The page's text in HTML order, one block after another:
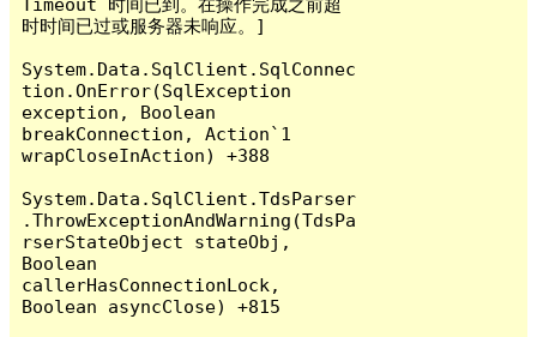
Timeout 时间已到。在操作完成之前超
时时间已过或服务器未响应。]
System.Data.SqlClient.SqlConnec
tion.OnError(SqlException
exception, Boolean
breakConnection, Action`1
wrapCloseInAction) +388
System.Data.SqlClient.TdsParser
.ThrowExceptionAndWarning(TdsPa
rserStateObject stateObj,
Boolean
callerHasConnectionLock,
Boolean asyncClose) +815